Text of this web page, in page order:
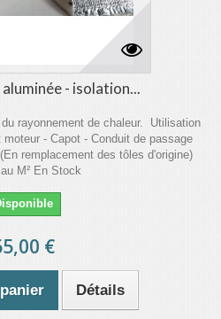
- isolation...
rayonnement de chaleur. Utilisation
- Capot - Conduit de passage
remplacement des tôles d'origine)
M² En Stock
€
Détails